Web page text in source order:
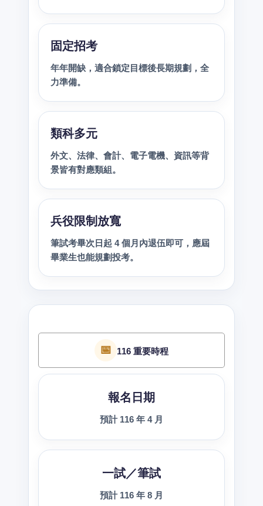
固定招考
年年開缺，適合鎖定目標後長期規劃，全
力準備。
類科多元
外文、法律、會計、電子電機、資訊等背
景皆有對應類組。
兵役限制放寬
筆試考畢次日起 4 個月內退伍即可，應屆
畢業生也能規劃投考。
📅 116 重要時程
報名日期
預計 116 年 4 月
一試／筆試
預計 116 年 8 月